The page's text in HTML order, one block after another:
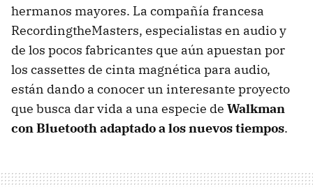
hermanos mayores. La compañía francesa
RecordingtheMasters, especialistas en audio y
de los pocos fabricantes que aún apuestan por
los cassettes de cinta magnética para audio,
están dando a conocer un interesante proyecto
que busca dar vida a una especie de Walkman
con Bluetooth adaptado a los nuevos tiempos.